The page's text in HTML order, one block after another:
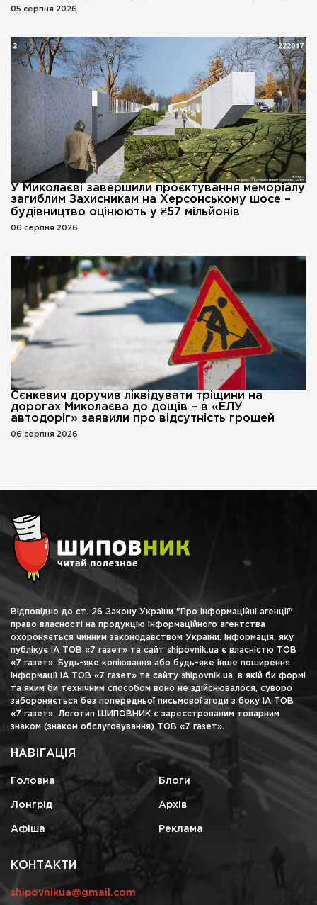
05 серпня 2026
У Миколаєві завершили проєктування меморіалу
загиблим Захисникам на Херсонському шосе –
будівництво оцінюють у ₴57 мільйонів
06 серпня 2026
Сєнкевич доручив ліквідувати тріщини на
дорогах Миколаєва до дощів – в «ЕЛУ
автодоріг» заявили про відсутність грошей
06 серпня 2026
Відповідно до ст. 26 Закону України "Про інформаційні агенції"
право власності на продукцію інформаційного агентства
охороняється чинним законодавством України. Інформація, яку
публікує ІА ТОВ «7 газет» та сайт shipovnik.ua є власністю ТОВ
«7 газет». Будь-яке копіювання або будь-яке інше поширення
інформації ІА ТОВ «7 газет» та сайту shipovnik.ua, в якій би формі
та яким би технічним способом воно не здійснювалося, суворо
забороняється без попередньої письмової згоди з боку ІА ТОВ
«7 газет». Логотип ШИПОВНИК є зареєстрованим товарним
знаком (знаком обслуговування) ТОВ «7 газет».
НАВІГАЦІЯ
Головна Блоги
Лонгрід Архів
Афіша Реклама
КОНТАКТИ
shipovnikua@gmail.com